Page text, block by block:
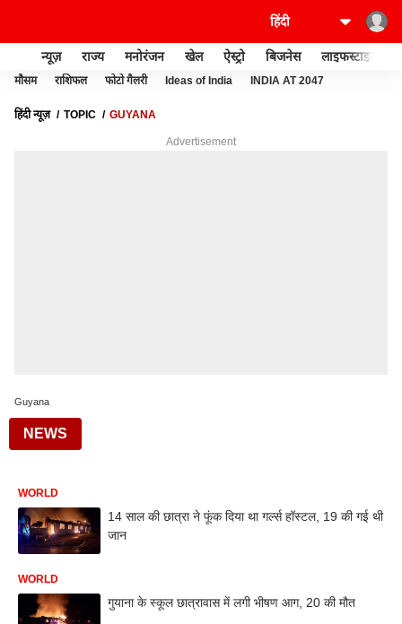
न्यूज़ राज्य मनोरंजन खेल ऐस्ट्रो बिजनेस लाइफस्टाइल
मौसम राशिफल फोटो गैलरी Ideas of India INDIA AT 2047
हिंदी न्यूज़ TOPIC GUYANA
Advertisement
Guyana
NEWS
WORLD
14 साल की छात्रा ने फूंक दिया था गर्ल्स हॉस्टल, 19 की गई थी
जान
WORLD
गुयाना के स्कूल छात्रावास में लगी भीषण आग, 20 की मौत